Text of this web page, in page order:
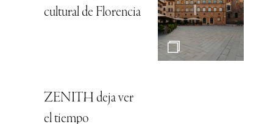
cultural de Florencia
ZENITH deja ver
el tiempo